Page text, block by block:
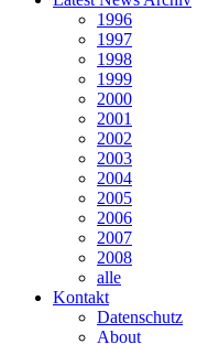
1996
1997
1998
1999
2000
2001
2002
2003
2004
2005
2006
2007
2008
alle
Kontakt
Datenschutz
About